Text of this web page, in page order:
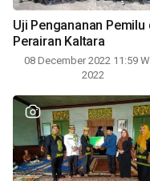
Uji Pengananan Pemilu
Perairan Kaltara
08 December 2022 11:59
2022